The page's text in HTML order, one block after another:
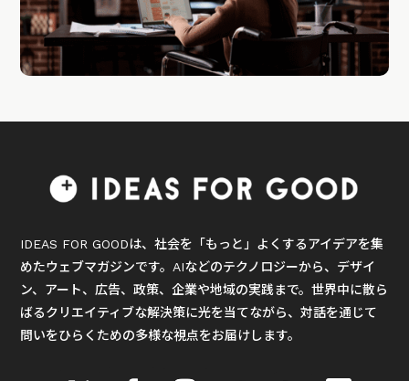
IDEAS FOR GOODは、社会を「もっと」よくするアイデアを集
めたウェブマガジンです。AIなどのテクノロジーから、デザイ
ン、アート、広告、政策、企業や地域の実践まで。世界中に散ら
ばるクリエイティブな解決策に光を当てながら、対話を通じて
問いをひらくための多様な視点をお届けします。